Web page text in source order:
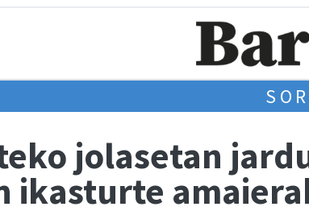
jolasetan
ikasturte